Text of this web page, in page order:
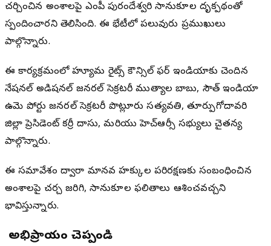
చర్చించిన అంశాలపై ఎంపీ పురందేశ్వరి సానుకూల దృక్పథంతో
స్పందించారని తెలిసింది. ఈ భేటీలో పలువురు ప్రముఖులు
పాల్గొన్నారు.
ఈ కార్యక్రమంలో హ్యూమన్ రైట్స్ కౌన్సిల్ ఫర్ ఇండియాకు చెందిన
నేషనల్ అడిషనల్ జనరల్ సెక్రటరీ ముత్యాల బాబు, సౌత్ ఇండియా
ఉమెన్ పోర్టు జనరల్ సెక్రటరీ పొట్లూరు సత్యవతి, తూర్పుగోదావరి
జిల్లా ప్రెసిడెంట్ కర్రీ దాసు, మరియు హెచ్ఆర్సీ సభ్యులు చైతన్య
పాల్గొన్నారు.
ఈ సమావేశం ద్వారా మానవ హక్కుల పరిరక్షణకు సంబంధించిన
అంశాలపై చర్చ జరిగి, సానుకూల ఫలితాలు ఆశించవచ్చని
భావిస్తున్నారు.
మీ అభిప్రాయం చెప్పండి